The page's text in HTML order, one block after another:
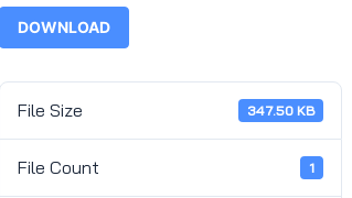
DOWNLOAD
File Size 347.50 KB
File Count 1